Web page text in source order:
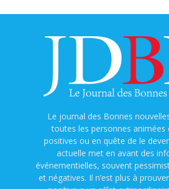
Le journal des Bonnes
toutes les personnes animées
positives ou en quête de le
actuelle met en avant des
événementielles, souvent
et négatives. Il n’est plus à